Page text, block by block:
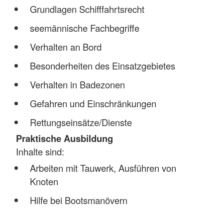
Grundlagen Schifffahrtsrecht
seemännische Fachbegriffe
Verhalten an Bord
Besonderheiten des Einsatzgebietes
Verhalten in Badezonen
Gefahren und Einschränkungen
Rettungseinsätze/Dienste
Praktische Ausbildung
Inhalte sind:
Arbeiten mit Tauwerk, Ausführen von
Knoten
Hilfe bei Bootsmanövern